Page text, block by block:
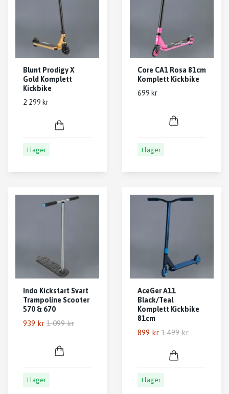
Blunt Prodigy X
Gold Komplett
Kickbike
2 299 kr
I lager
Core CA1 Rosa 81cm
Komplett Kickbike
699 kr
I lager
Indo Kickstart Svart
Trampoline Scooter
570 & 670
939 kr 1 099 kr
I lager
AceGer A11
Black/Teal
Komplett Kickbike
81cm
899 kr 1 499 kr
I lager